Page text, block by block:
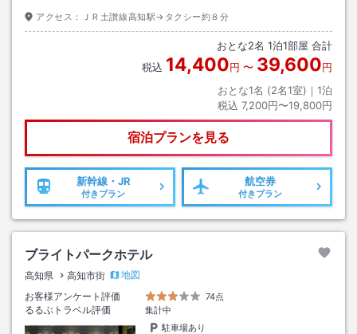
アクセス： ＪＲ土讃線高知駅→タクシー約８分
おとな2名 1泊1部屋 合計
税込 14,400円 〜 39,600円
おとな1名 (2名1室)｜ 1泊
税込 7,200円〜19,800円
宿泊プランを見る
新幹線・JR
付きプラン
航空券
付きプラン
ブライトパークホテル
高知県 高知市街
地図
お客様アンケート評価
74点
るるぶトラベル評価
集計中
駐車場あり